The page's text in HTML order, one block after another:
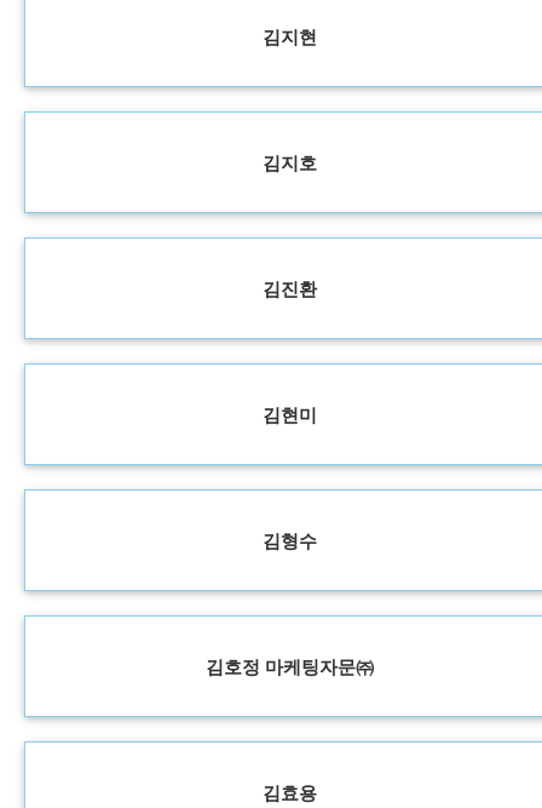
김지현
김지호
김진환
김현미
김형수
김호정 마케팅자문㈜
김효용